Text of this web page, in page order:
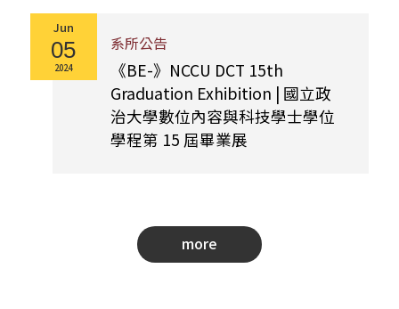
Jun
05
2024
系所公告
《BE-》NCCU DCT 15th
Graduation Exhibition | 國立政
治大學數位內容與科技學士學位
學程第 15 屆畢業展
more